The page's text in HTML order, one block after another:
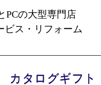
PCの大型専門店
ビス・リフォーム
カタログギフト